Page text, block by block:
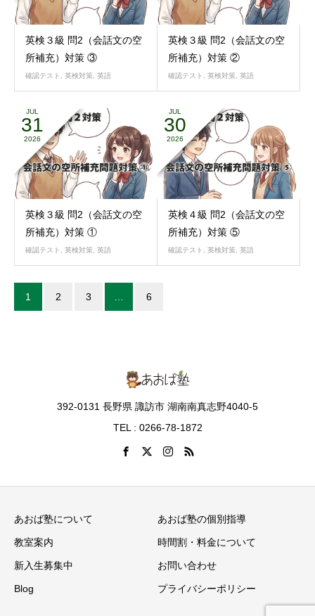
英検３級 問2（会話文の空
所補充）対策 ③
確認テスト 英検対策 英語
英検３級 問2（会話文の空
所補充）対策 ②
確認テスト 英検対策 英語
JUL
31
2026
英検３級 問2（会話文の空
所補充）対策 ①
確認テスト 英検対策 英語
JUL
30
2026
英検４級 問2（会話文の空
所補充）対策 ⑤
確認テスト 英検対策 英語
1 2 3 6
392-0131 長野県 諏訪市 湖南南真志野4040-5
TEL : 0266-78-1872
あおば塾について あおば塾の個別指導
教室案内 時間割・料金について
新入生募集中 お問い合わせ
Blog プライバシーポリシー